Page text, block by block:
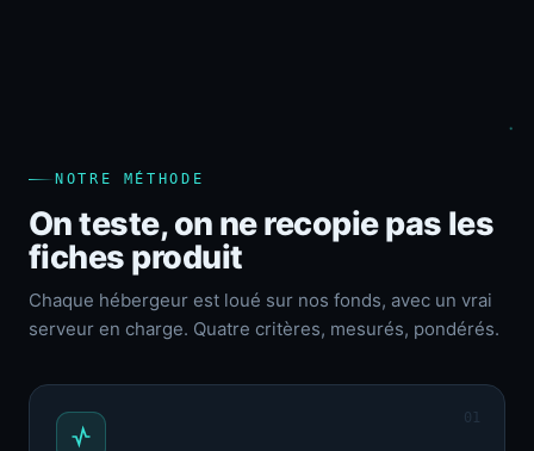
NOTRE MÉTHODE
On teste, on ne recopie pas les
fiches produit
Chaque hébergeur est loué sur nos fonds, avec un vrai
serveur en charge. Quatre critères, mesurés, pondérés.
01